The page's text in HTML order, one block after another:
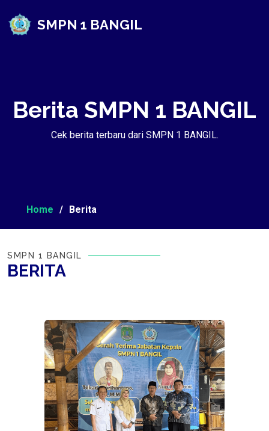
SMPN 1 BANGIL
Berita SMPN 1 BANGIL
Cek berita terbaru dari SMPN 1 BANGIL.
Home Berita
SMPN 1 BANGIL
BERITA